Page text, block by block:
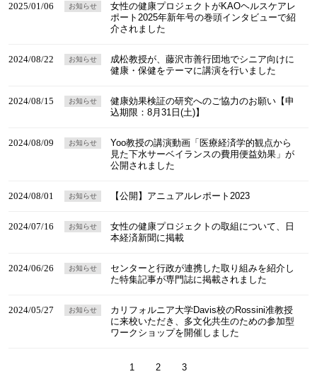
2025/01/06
女性の健康プロジェクトがKAOヘルスケアレ
ポート2025年新年号の巻頭インタビューで紹
介されました
お知らせ
2024/08/22
成松教授が、藤沢市善行団地でシニア向けに
健康・保健をテーマに講演を行いました
お知らせ
2024/08/15
健康効果検証の研究へのご協力のお願い【申
込期限：8月31日(土)】
お知らせ
2024/08/09
Yoo教授の講演動画「医療経済学的観点から
見た下水サーベイランスの費用便益効果」が
公開されました
お知らせ
2024/08/01 【公開】アニュアルレポート2023
お知らせ
2024/07/16
女性の健康プロジェクトの取組について、日
本経済新聞に掲載
お知らせ
2024/06/26
センターと行政が連携した取り組みを紹介し
た特集記事が専門誌に掲載されました
お知らせ
2024/05/27
カリフォルニア大学Davis校のRossini准教授
に来校いただき、多文化共生のための参加型
ワークショップを開催しました
お知らせ
1 2 3